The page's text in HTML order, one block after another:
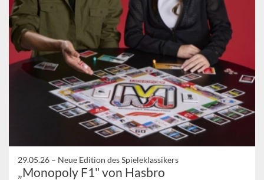
29.05.26 – Neue Edition des Spieleklassikers
„Monopoly F1" von Hasbro